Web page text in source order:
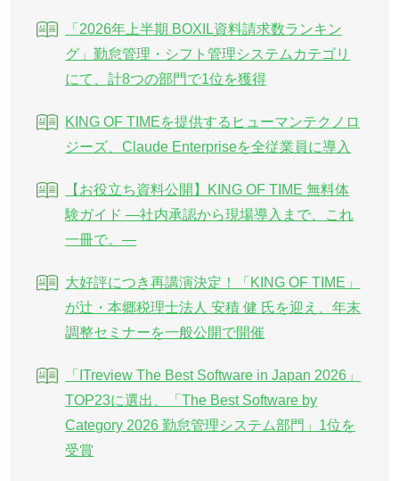
「2026年上半期 BOXIL資料請求数ランキン
グ」勤怠管理・シフト管理システムカテゴリ
にて、計8つの部門で1位を獲得
KING OF TIMEを提供するヒューマンテクノロ
ジーズ、Claude Enterpriseを全従業員に導入
【お役立ち資料公開】KING OF TIME 無料体
験ガイド ―社内承認から現場導入まで、これ
一冊で。―
大好評につき再講演決定！「KING OF TIME」
が辻・本郷税理士法人 安積 健 氏を迎え、年末
調整セミナーを一般公開で開催
「ITreview The Best Software in Japan 2026」
TOP23に選出、「The Best Software by
Category 2026 勤怠管理システム部門」1位を
受賞